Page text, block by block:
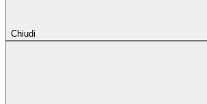
Chiudi